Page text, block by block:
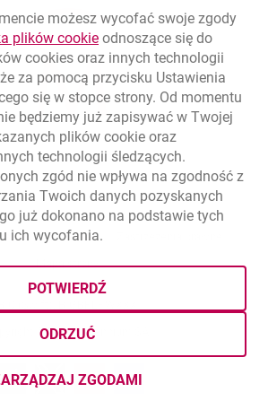
się w nowej karcie
cookies
Mapa stronyotwiera się w nowej karcie
© Bank Millennium SA
otwiera się w nowej karcie
Twitterotwiera się w nowej karcie
YouTubeotwiera się w nowej karcie
LinkedIn
możesz wycofać swoje zgody
plików cookielink otwiera się w nowym
odnoszące się do
cookies oraz innych technologii
za pomocą przycisku Ustawienia
się w stopce strony. Od momentu
będziemy już zapisywać w Twojej
plików cookie oraz
technologii śledzących.
zgód nie wpływa na zgodność z
Twoich danych pozyskanych
już dokonano na podstawie tych
ich wycofania.
ZGODAMI
DOTYCZĄCYMI PLIKÓW
ODRZUĆ
POTWIERDŹ